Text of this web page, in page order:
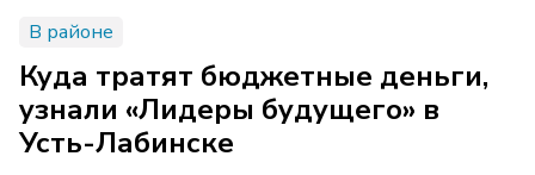
В районе
Куда тратят бюджетные деньги,
узнали «Лидеры будущего» в
Усть-Лабинске